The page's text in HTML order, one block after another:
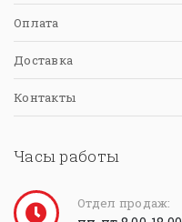
Оплата
Доставка
Контакты
Часы работы
Отдел продаж: